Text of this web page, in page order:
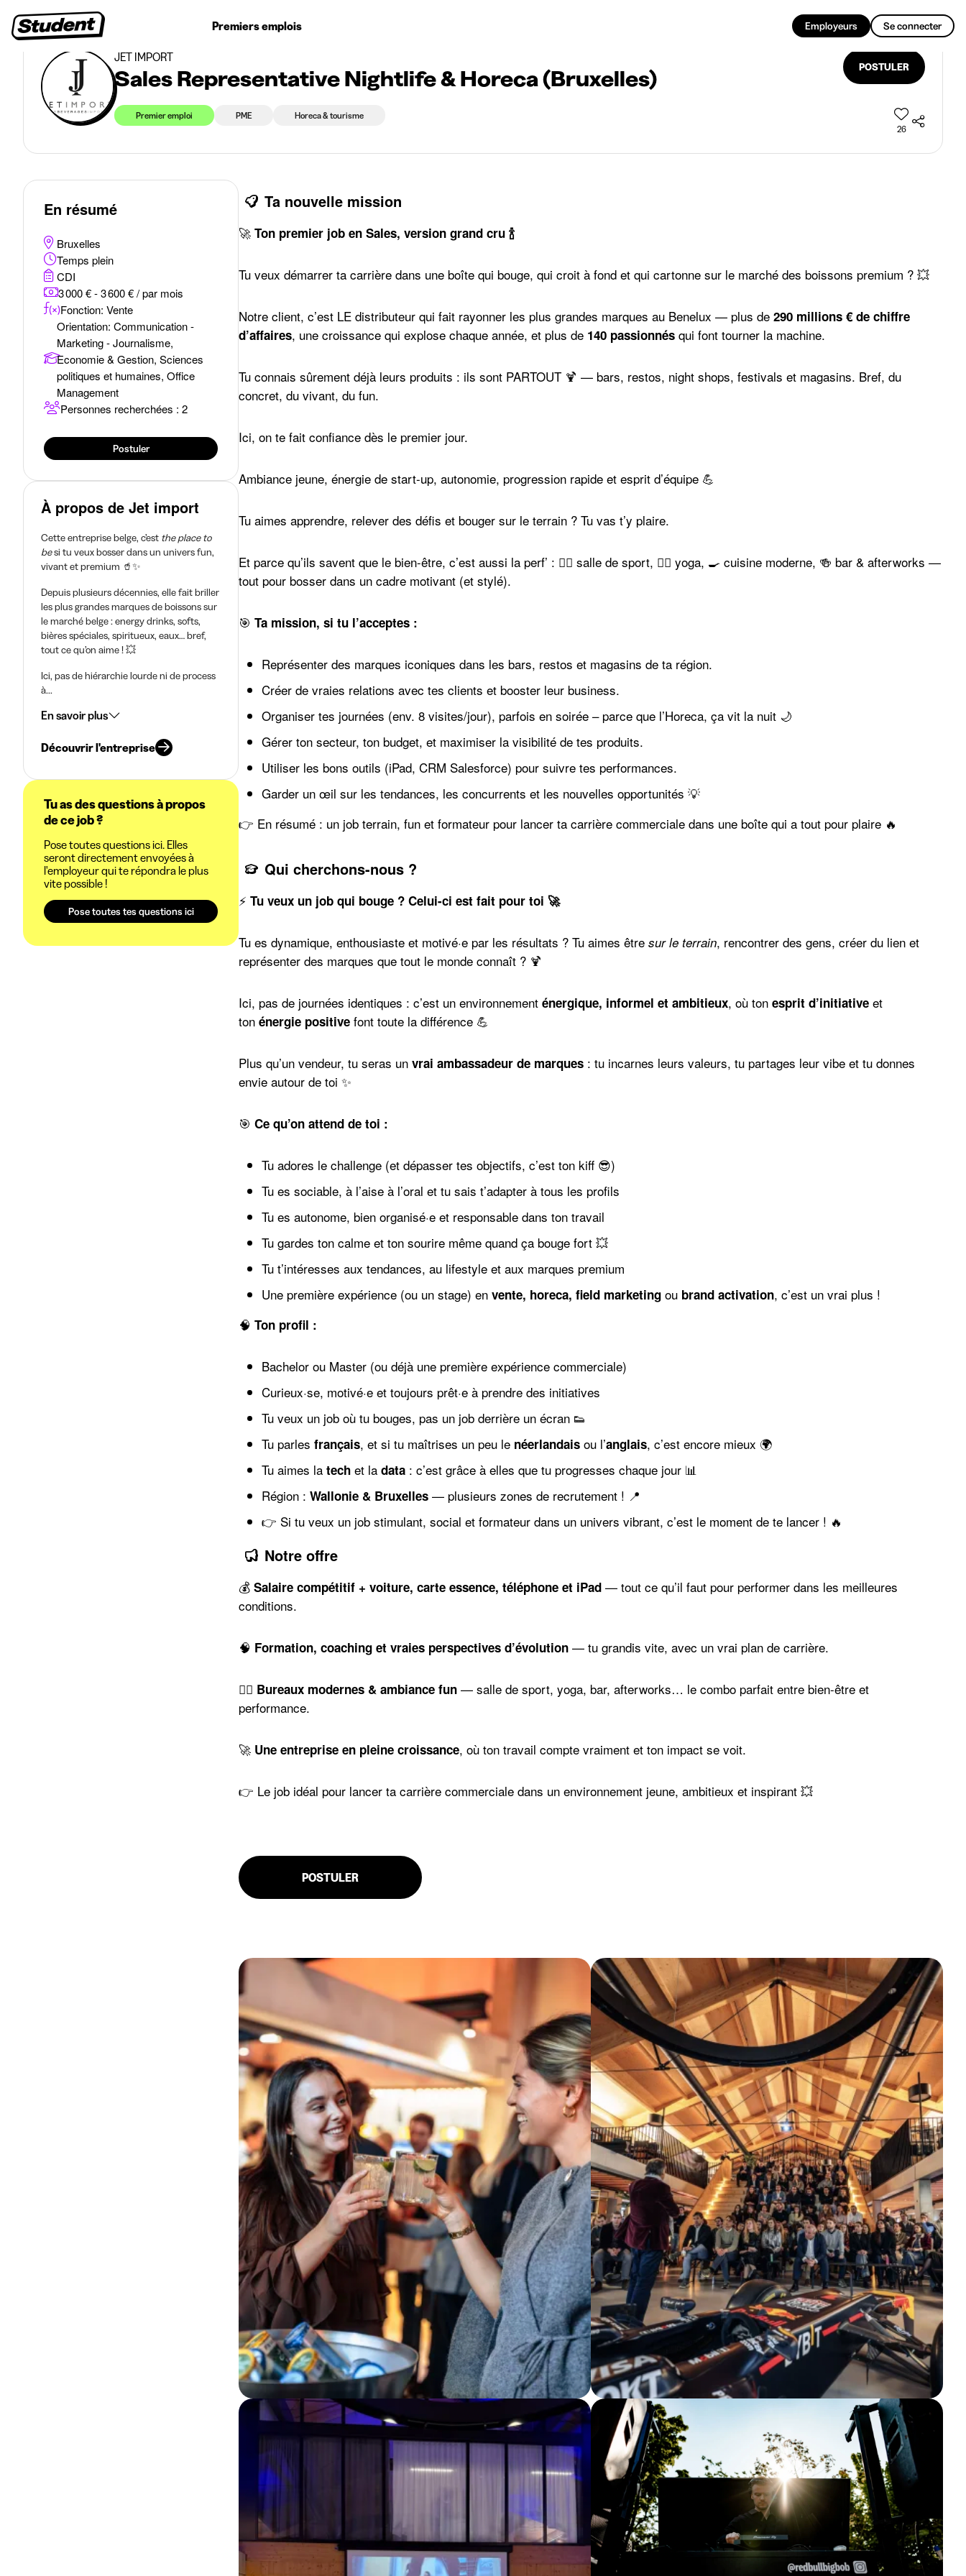
Premiers emplois Employeurs Se connecter
Premiers emplois>Communication - Marketing - Journalisme
JET IMPORT
Sales Representative Nightlife & Horeca (Bruxelles)
Premier emploi PME Horeca & tourisme
POSTULER
26
En résumé
Bruxelles
Temps plein
CDI
3 000 € - 3 600 € / par mois
Fonction: Vente
Orientation: Communication -
Marketing - Journalisme,
Economie & Gestion, Sciences
politiques et humaines, Office
Management
Personnes recherchées : 2
Postuler
À propos de Jet import
Cette entreprise belge, c’est the place to
besi tu veux bosser dans un univers fun,
vivant et premium 🥤✨
Depuis plusieurs décennies, elle fait briller
les plus grandes marques de boissons sur
le marché belge : energy drinks, softs,
bières spéciales, spiritueux, eaux… bref,
tout ce qu’on aime ! 💥
Ici, pas de hiérarchie lourde ni de process
à...
En savoir plus
Découvrir l'entreprise
Tu as des questions à propos
de ce job ?
Pose toutes questions ici. Elles
seront directement envoyées à
l'employeur qui te répondra le plus
vite possible !
Pose toutes tes questions ici
Ta nouvelle mission
🚀 Ton premier job en Sales, version grand cru 🍾
Tu veux démarrer ta carrière dans une boîte qui bouge, qui croit à fond et qui cartonne sur le marché des boissons premium ? 💥
Notre client, c’est LE distributeur qui fait rayonner les plus grandes marques au Benelux — plus de 290 millions € de chiffre
d’affaires, une croissance qui explose chaque année, et plus de 140 passionnés qui font tourner la machine.
Tu connais sûrement déjà leurs produits : ils sont PARTOUT 🍹 — bars, restos, night shops, festivals et magasins. Bref, du
concret, du vivant, du fun.
Ici, on te fait confiance dès le premier jour.
Ambiance jeune, énergie de start-up, autonomie, progression rapide et esprit d’équipe 💪
Tu aimes apprendre, relever des défis et bouger sur le terrain ? Tu vas t’y plaire.
Et parce qu’ils savent que le bien-être, c’est aussi la perf’ : 🏋️‍♀️ salle de sport, 🧘‍♀️ yoga, 🍳 cuisine moderne, 🍻 bar & afterworks —
tout pour bosser dans un cadre motivant (et stylé).
🎯 Ta mission, si tu l’acceptes :
Représenter des marques iconiques dans les bars, restos et magasins de ta région.
Créer de vraies relations avec tes clients et booster leur business.
Organiser tes journées (env. 8 visites/jour), parfois en soirée – parce que l’Horeca, ça vit la nuit 🌙
Gérer ton secteur, ton budget, et maximiser la visibilité de tes produits.
Utiliser les bons outils (iPad, CRM Salesforce) pour suivre tes performances.
Garder un œil sur les tendances, les concurrents et les nouvelles opportunités 💡
👉 En résumé : un job terrain, fun et formateur pour lancer ta carrière commerciale dans une boîte qui a tout pour plaire 🔥
Qui cherchons-nous ?
⚡️ Tu veux un job qui bouge ? Celui-ci est fait pour toi 🚀
Tu es dynamique, enthousiaste et motivé·e par les résultats ? Tu aimes être sur le terrain, rencontrer des gens, créer du lien et
représenter des marques que tout le monde connaît ? 🍹
Ici, pas de journées identiques : c’est un environnement énergique, informel et ambitieux, où ton esprit d’initiative et
ton énergie positive font toute la différence 💪
Plus qu’un vendeur, tu seras un vrai ambassadeur de marques : tu incarnes leurs valeurs, tu partages leur vibe et tu donnes
envie autour de toi ✨
🎯 Ce qu’on attend de toi :
Tu adores le challenge (et dépasser tes objectifs, c’est ton kiff 😎)
Tu es sociable, à l’aise à l’oral et tu sais t’adapter à tous les profils
Tu es autonome, bien organisé·e et responsable dans ton travail
Tu gardes ton calme et ton sourire même quand ça bouge fort 💥
Tu t’intéresses aux tendances, au lifestyle et aux marques premium
Une première expérience (ou un stage) en vente, horeca, field marketing ou brand activation, c’est un vrai plus !
🧠 Ton profil :
Bachelor ou Master (ou déjà une première expérience commerciale)
Curieux·se, motivé·e et toujours prêt·e à prendre des initiatives
Tu veux un job où tu bouges, pas un job derrière un écran 👟
Tu parles français, et si tu maîtrises un peu le néerlandais ou l’anglais, c’est encore mieux 🌍
Tu aimes la tech et la data : c’est grâce à elles que tu progresses chaque jour 📊
Région : Wallonie & Bruxelles — plusieurs zones de recrutement ! 📍
👉 Si tu veux un job stimulant, social et formateur dans un univers vibrant, c’est le moment de te lancer ! 🔥
Notre offre
💰 Salaire compétitif + voiture, carte essence, téléphone et iPad — tout ce qu’il faut pour performer dans les meilleures
conditions.
🧠 Formation, coaching et vraies perspectives d’évolution — tu grandis vite, avec un vrai plan de carrière.
🏋️‍♀️ Bureaux modernes & ambiance fun — salle de sport, yoga, bar, afterworks… le combo parfait entre bien-être et
performance.
🚀 Une entreprise en pleine croissance, où ton travail compte vraiment et ton impact se voit.
👉 Le job idéal pour lancer ta carrière commerciale dans un environnement jeune, ambitieux et inspirant 💥
POSTULER